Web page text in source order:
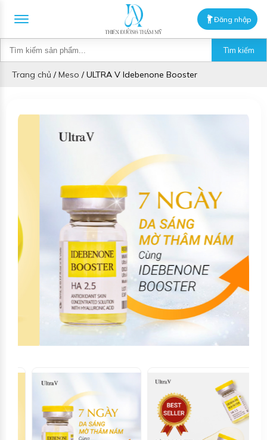
Đăng nhập
Tìm kiếm
Trang chủ /Meso /ULTRA V Idebenone Booster